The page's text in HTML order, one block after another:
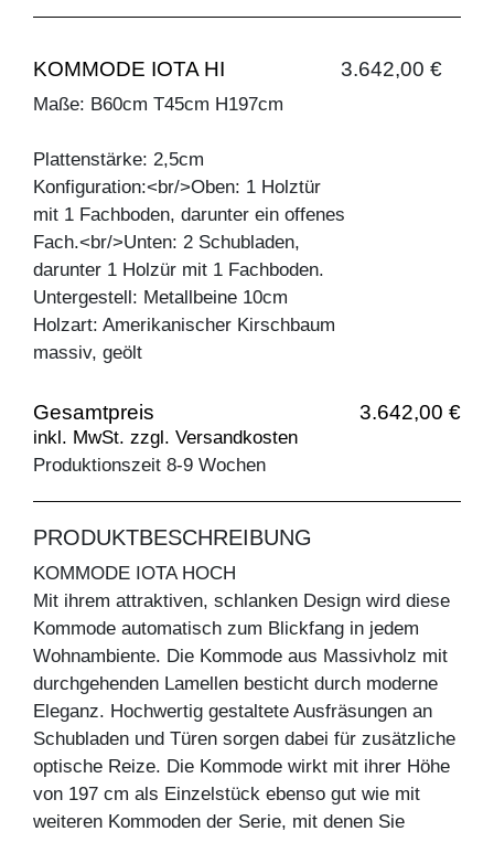
KOMMODE IOTA HI 3.642,00 €
Maße: B60cm T45cm H197cm
Plattenstärke: 2,5cm
Konfiguration:<br/>Oben: 1 Holztür
mit 1 Fachboden, darunter ein offenes
Fach.<br/>Unten: 2 Schubladen,
darunter 1 Holzür mit 1 Fachboden.
Untergestell: Metallbeine 10cm
Holzart: Amerikanischer Kirschbaum
massiv, geölt
Gesamtpreis 3.642,00 €
inkl. MwSt. zzgl. Versandkosten
Produktionszeit 8-9 Wochen
PRODUKTBESCHREIBUNG
KOMMODE IOTA HOCH
Mit ihrem attraktiven, schlanken Design wird diese
Kommode automatisch zum Blickfang in jedem
Wohnambiente. Die Kommode aus Massivholz mit
durchgehenden Lamellen besticht durch moderne
Eleganz. Hochwertig gestaltete Ausfräsungen an
Schubladen und Türen sorgen dabei für zusätzliche
optische Reize. Die Kommode wirkt mit ihrer Höhe
von 197 cm als Einzelstück ebenso gut wie mit
weiteren Kommoden der Serie, mit denen Sie